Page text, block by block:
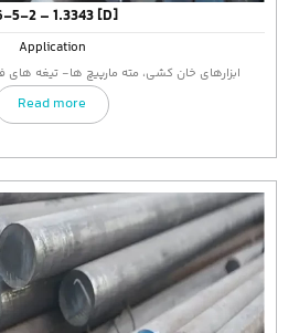
5-2 – 1.3343 [D]
Application
ابزارهای خان کشی، مته مارپیچ ها- تیغه های
Read more